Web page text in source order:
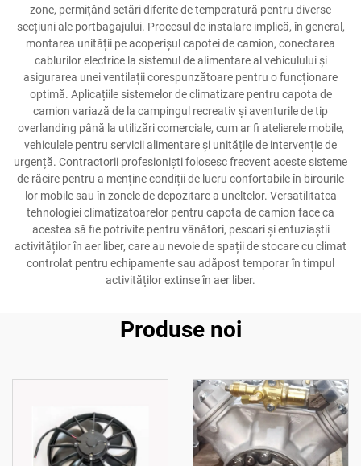
zone, permițând setări diferite de temperatură pentru diverse
secțiuni ale portbagajului. Procesul de instalare implică, în general,
montarea unității pe acoperișul capotei de camion, conectarea
cablurilor electrice la sistemul de alimentare al vehiculului și
asigurarea unei ventilații corespunzătoare pentru o funcționare
optimă. Aplicațiile sistemelor de climatizare pentru capota de
camion variază de la campingul recreativ și aventurile de tip
overlanding până la utilizări comerciale, cum ar fi atelierele mobile,
vehiculele pentru servicii alimentare și unitățile de intervenție de
urgență. Contractorii profesioniști folosesc frecvent aceste sisteme
de răcire pentru a menține condiții de lucru confortabile în birourile
lor mobile sau în zonele de depozitare a uneltelor. Versatilitatea
tehnologiei climatizatoarelor pentru capota de camion face ca
acestea să fie potrivite pentru vânători, pescari și entuziaștii
activităților în aer liber, care au nevoie de spații de stocare cu climat
controlat pentru echipamente sau adăpost temporar în timpul
activităților extinse în aer liber.
Produse noi